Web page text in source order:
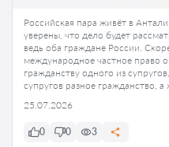
Российская пара живёт в
уверены, что дело будет
ведь оба граждане России.
международное частное право
гражданству одного из
супругов разное гражданство,
25.07.2026
0 0 3